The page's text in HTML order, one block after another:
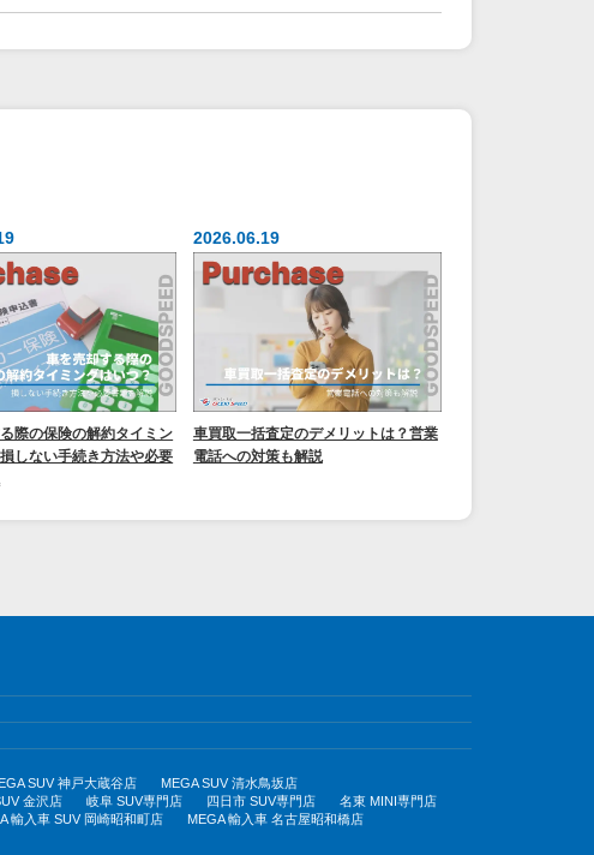
際の保険の解約タイミン
しない手続き方法や必要
2026.06.19
車買取一括査定のデメリットは？営業
電話への対策も解説
SUV 神戸大蔵谷店
MEGA SUV 清水鳥坂店
金沢店 岐阜 SUV専門店 四日市 SUV専門店
名東 MINI専門店
輸入車 SUV 岡崎昭和町店
MEGA 輸入車 名古屋昭和橋店